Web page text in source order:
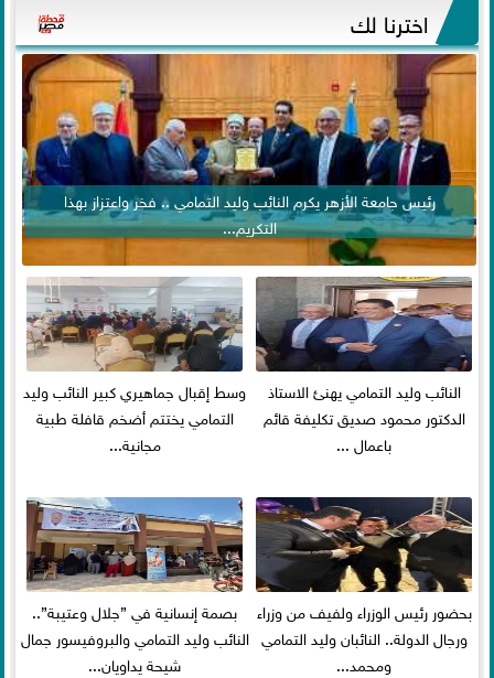
اخترنا لك
رئيس جامعة الأزهر يكرم النائب وليد التمامي .. فخر واعتزاز بهذا
التكريم...
النائب وليد التمامي يهنئ الاستاذ
الدكتور محمود صديق تكليفة قائم
باعمال ...
وسط إقبال جماهيري كبير النائب وليد
التمامي يختتم أضخم قافلة طبية
مجانية...
بحضور رئيس الوزراء ولفيف من وزراء
ورجال الدولة.. النائبان وليد التمامي
ومحمد...
بصمة إنسانية في ”جلال وعتيبة”..
النائب وليد التمامي والبروفيسور جمال
شيحة يداويان...